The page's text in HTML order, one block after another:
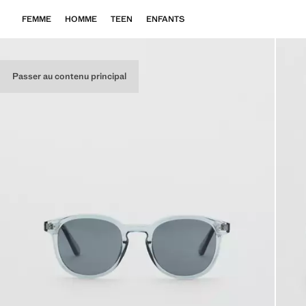
Passer au contenu principal
FEMME HOMME TEEN ENFANTS